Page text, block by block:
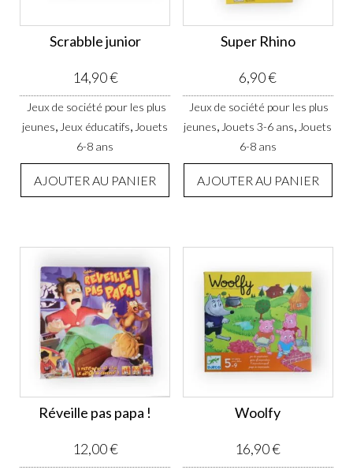
Scrabble junior
14,90€
Jeux de société pour les plus
jeunes, Jeux éducatifs, Jouets
6-8 ans
AJOUTER AU PANIER
Super Rhino
6,90€
Jeux de société pour les plus
jeunes, Jouets 3-6 ans, Jouets
6-8 ans
AJOUTER AU PANIER
Réveille pas papa !
12,00€
Woolfy
16,90€